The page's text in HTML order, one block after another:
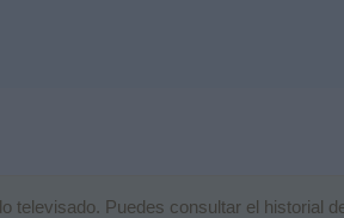
televisado. Puedes consultar el historial